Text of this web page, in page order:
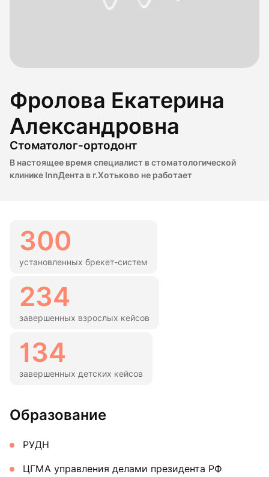
Фролова Екатерина
Александровна
Стоматолог-ортодонт
В настоящее время специалист в стоматологической
клинике InnДента в г.Хотьково не работает
300
установленных брекет-систем
234
завершенных взрослых кейсов
134
завершенных детских кейсов
Образование
РУДН
ЦГМА управления делами президента РФ